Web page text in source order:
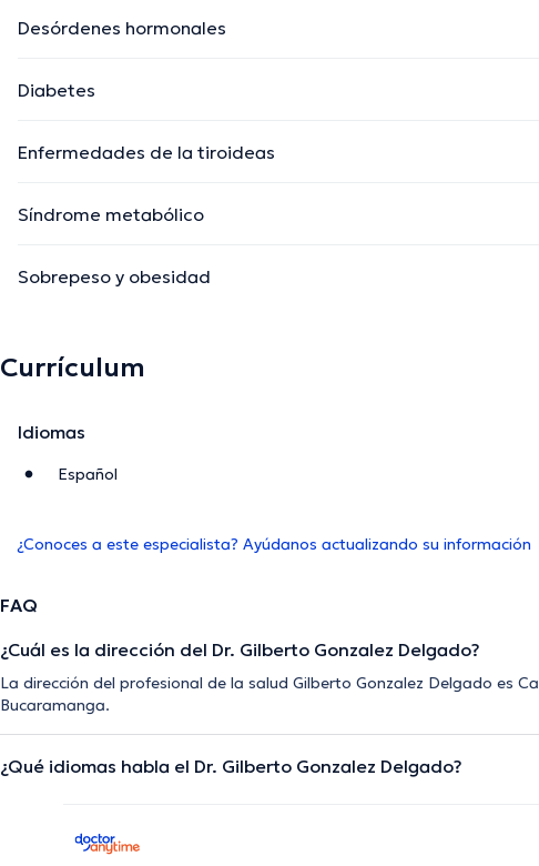
Desórdenes hormonales
Diabetes
Enfermedades de la tiroideas
Síndrome metabólico
Sobrepeso y obesidad
Currículum
Idiomas
Español
¿Conoces a este especialista? Ayúdanos actualizando su información
FAQ
¿Cuál es la dirección del Dr. Gilberto Gonzalez Delgado?
La dirección del profesional de la salud Gilberto Gonzalez Delgado es
Bucaramanga.
¿Qué idiomas habla el Dr. Gilberto Gonzalez Delgado?